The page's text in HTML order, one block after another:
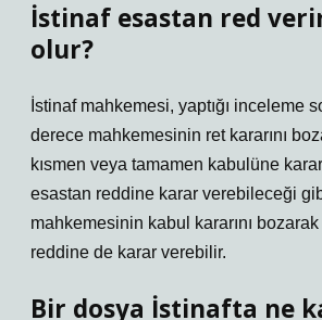
İstinaf esastan red
olur?
İstinaf mahkemesi, yaptığı inceleme
derece mahkemesinin ret kararını
kısmen veya tamamen kabulüne
esastan reddine karar verebileceği
mahkemesinin kabul kararını bozarak
reddine de karar verebilir.
Bir dosya İstinafta ne